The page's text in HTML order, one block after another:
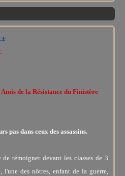
de la Résistance du Finistère
pas dans ceux des assassins.
témoigner devant les classes de 3
l'une des nôtres, enfant de la guerre,